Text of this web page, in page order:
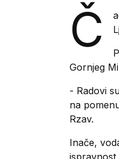
Č
Gornjeg
- Radovi
na
Rzav.
Inače,
ispravnost